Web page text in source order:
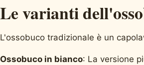
Le varianti
L'ossobuco tradizionale è un
Ossobuco in bianco: La versione